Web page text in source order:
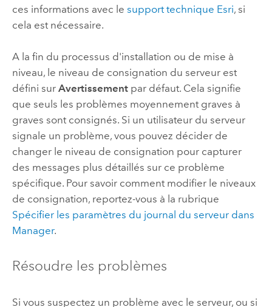
ces informations avec le support technique Esri, si
cela est nécessaire.
A la fin du processus d'installation ou de mise à
niveau, le niveau de consignation du serveur est
défini sur Avertissementpar défaut. Cela signifie
que seuls les problèmes moyennement graves à
graves sont consignés. Si un utilisateur du serveur
signale un problème, vous pouvez décider de
changer le niveau de consignation pour capturer
des messages plus détaillés sur ce problème
spécifique. Pour savoir comment modifier le niveaux
de consignation, reportez-vous à la rubrique
Spécifier les paramètres du journal du serveur dans
Manager.
Résoudre les problèmes
Si vous suspectez un problème avec le serveur, ou si